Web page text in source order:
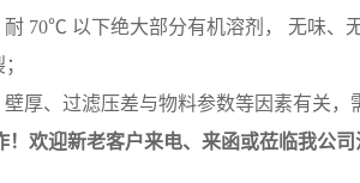
70℃ 以下绝大部分有机溶剂， 无味、
厚、过滤压差与物料参数等因素有关，
！欢迎新老客户来电、来函或莅临我公司